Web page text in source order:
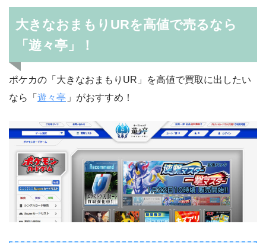
大きなおまもりURを高値で売るなら
「遊々亭」！
ポケカの「大きなおまもりUR」を高値で買取に出したい
なら「 遊々亭 」がおすすめ！